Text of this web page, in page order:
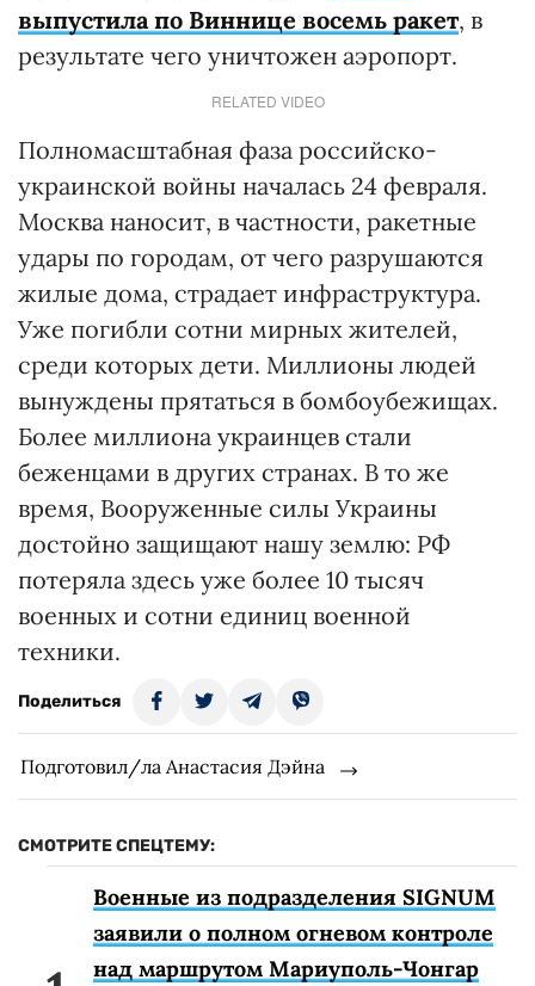
выпустила по Виннице восемь ракет, в
результате чего уничтожен аэропорт.
RELATED VIDEO
Полномасштабная фаза российско-
украинской войны началась 24 февраля.
Москва наносит, в частности, ракетные
удары по городам, от чего разрушаются
жилые дома, страдает инфраструктура.
Уже погибли сотни мирных жителей,
среди которых дети. Миллионы людей
вынуждены прятаться в бомбоубежищах.
Более миллиона украинцев стали
беженцами в других странах. В то же
время, Вооруженные силы Украины
достойно защищают нашу землю: РФ
потеряла здесь уже более 10 тысяч
военных и сотни единиц военной
техники.
Поделиться
Подготовил/ла Анастасия Дэйна
СМОТРИТЕ СПЕЦТЕМУ:
Военные из подразделения SIGNUM
заявили о полном огневом контроле
над маршрутом Мариуполь-Чонгар